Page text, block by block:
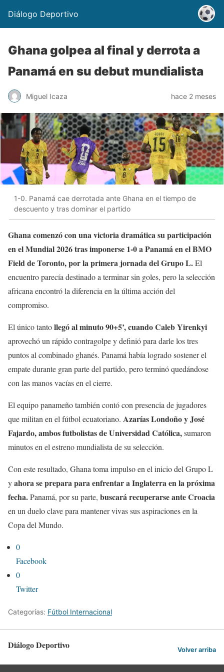
Diálogo Deportivo
Ghana golpea al final y derrota a
Panamá en su debut mundialista
Miguel Icaza hace 2 meses
1-0. Panamá cae derrotada ante Ghana en el tiempo de
descuento y tras dominar el partido
Ghana comenzó con una victoria dramática su participación
en el Mundial 2026 tras imponerse 1-0 a Panamá en el BMO
Field de Toronto, por la primera jornada del Grupo L.El
encuentro parecía destinado a terminar sin goles, pero la selección
africana encontró la diferencia en la última acción del
compromiso.
El único tantollegó al minuto 90+5’, cuando Caleb Yirenkyi
aprovechó un rápido contragolpe y definió para darle los tres
puntos al combinado ghanés. Panamá había logrado sostener el
empate durante gran parte del partido, pero terminó quedándose
con las manos vacías en el cierre.
El equipo panameño también contó con presencia de jugadores
que militan en el fútbol ecuatoriano. Azarías Londoño y José
Fajardo, ambos futbolistas de Universidad Católica,sumaron
minutos en el estreno mundialista de su selección.
Con este resultado, Ghana toma impulso en el inicio del Grupo L
yahora se prepara para enfrentar a Inglaterra en la próxima
fecha.Panamá, por su parte, buscará recuperarse ante Croacia
en un duelo clave para mantener vivas sus aspiraciones en la
Copa del Mundo.
0
Facebook
0
Twitter
Categorías: Fútbol Internacional
Diálogo Deportivo Volver arriba